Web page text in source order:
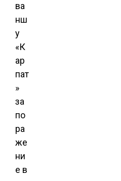
ва
нш
у
«К
ар
пат
»
за
по
ра
же
ни
е в